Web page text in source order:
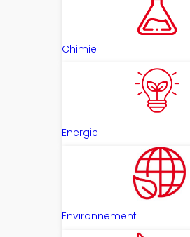
Chimie
Energie
Environnement